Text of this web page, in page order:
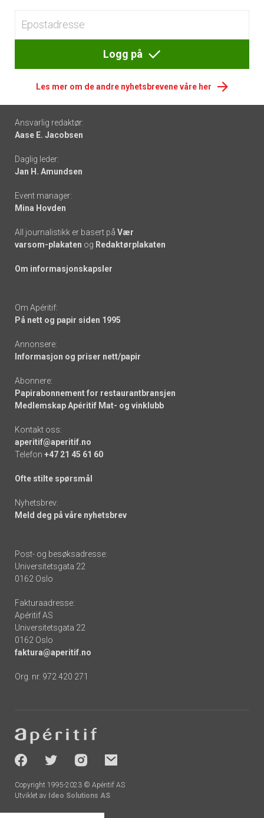
Logg på
Les mer om de andre nyhetsbrevene våre her
Footer
-
links
Ansvarlig redaktør:
Aase E. Jacobsen
Daglig leder:
Jan H. Amundsen
Event manager:
Mina Hovden
All journalistikk er basert på Vær
varsom-plakaten og Redaktørplakaten
Om informasjonskapsler
Om Apéritif:
På nett og papir siden 1995
Annonsere:
Informasjon og priser nett/papir
Abonnere:
Papirabonnement for restaurantbransjen
Medlemskap Apéritif Mat- og vinklubb
Kontakt oss:
aperitif@aperitif.no
Telefon +47 21 45 61 60
Ofte stilte spørsmål
Nyhetsbrev:
Meld deg på våre nyhetsbrev
Post- og besøksadresse:
Universitetsgata 22
0162 Oslo
Fakturaadresse:
Apéritif AS
Universitetsgata 22
0162 Oslo
faktura@aperitif.no
Org. nr. 972 420 271
-
socials
Copyright 1995-2023 © Apéritif AS
Utviklet av Ideo Solutions AS